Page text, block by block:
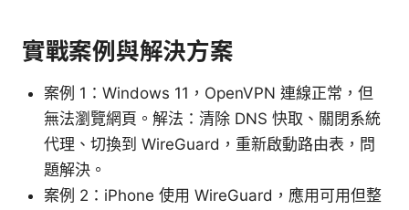
實戰案例與解決方案
案例 1：Windows 11，OpenVPN 連線正常，但
無法瀏覽網頁。解法：清除 DNS 快取、關閉系統
代理、切換到 WireGuard，重新啟動路由表，問
題解決。
案例 2：iPhone 使用 WireGuard，應用可用但整